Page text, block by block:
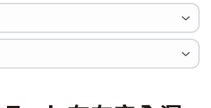
才培育計畫成果簡介
網